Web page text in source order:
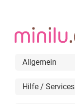
Allgemein
Hilfe / Services